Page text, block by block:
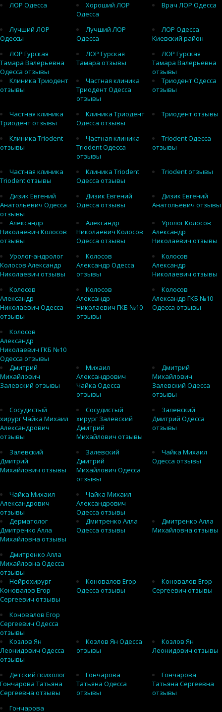
ЛОР Одесса
Хороший ЛОР
Одесса
Врач ЛОР Одесса
Лучший ЛОР
Одессы
Лучший ЛОР
Одесса
ЛОР Одесса
Киевский район
ЛОР Гурская
Тамара Валерьевна
Одесса отзывы
ЛОР Гурская
Тамара отзывы
ЛОР Гурская
Тамара Валерьевна
отзывы
Клиника Триодент
отзывы
Частная клиника
Триодент Одесса
отзывы
Триодент Одесса
отзывы
Частная клиника
Триодент отзывы
Клиника Триодент
Одесса отзывы
Триодент отзывы
Клиника Triodent
отзывы
Частная клиника
Triodent Одесса
отзывы
Triodent Одесса
отзывы
Частная клиника
Triodent отзывы
Клиника Triodent
Одесса отзывы
Triodent отзывы
Дизик Евгений
Анатольевич Одесса
отзывы
Дизик Евгений
Одесса отзывы
Дизик Евгений
Анатольевич отзывы
Александр
Николаевич Колосов
отзывы
Александр
Николаевич Колосов
Одесса отзывы
Уролог Колосов
Александр
Николаевич отзывы
Уролог-андролог
Колосов Александр
Николаевич отзывы
Колосов
Александр Одесса
отзывы
Колосов
Александр
Николаевич отзывы
Колосов
Александр
Николаевич Одесса
отзывы
Колосов
Александр
Николаевич ГКБ №10
отзывы
Колосов
Александр ГКБ №10
Одесса отзывы
Колосов
Александр
Николаевич ГКБ №10
Одесса отзывы
Дмитрий
Михайлович
Залевский отзывы
Михаил
Александрович
Чайка Одесса
отзывы
Дмитрий
Михайлович
Залевский Одесса
отзывы
Сосудистый
хирург Чайка Михаил
Александрович
отзывы
Сосудистый
хирург Залевский
Дмитрий
Михайлович отзывы
Залевский
Дмитрий Одесса
отзывы
Залевский
Дмитрий
Михайлович отзывы
Залевский
Дмитрий
Михайлович Одесса
отзывы
Чайка Михаил
Одесса отзывы
Чайка Михаил
Александрович
отзывы
Чайка Михаил
Александрович
Одесса отзывы
Дерматолог
Дмитренко Алла
Михайловна отзывы
Дмитренко Алла
Одесса отзывы
Дмитренко Алла
Михайловна отзывы
Дмитренко Алла
Михайловна Одесса
отзывы
Нейрохирург
Коновалов Егор
Сергеевич отзывы
Коновалов Егор
Одесса отзывы
Коновалов Егор
Сергеевич отзывы
Коновалов Егор
Сергеевич Одесса
отзывы
Козлов Ян
Леонидович Одесса
отзывы
Козлов Ян Одесса
отзывы
Козлов Ян
Леонидович отзывы
Детский психолог
Гончарова Татьяна
Сергеевна отзывы
Гончарова
Татьяна Одесса
отзывы
Гончарова
Татьяна Сергеевна
отзывы
Гончарова